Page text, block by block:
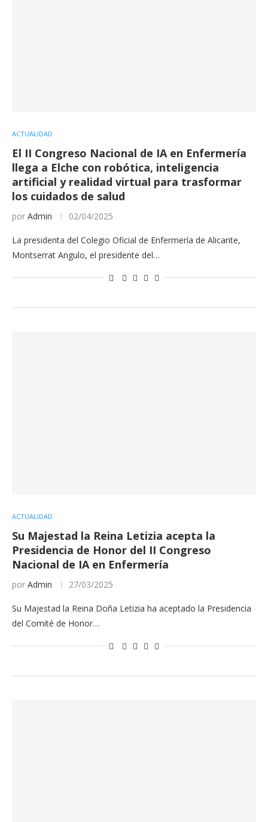
ACTUALIDAD
El II Congreso Nacional de IA en Enfermería
llega a Elche con robótica, inteligencia
artificial y realidad virtual para trasformar
los cuidados de salud
por Admin 02/04/2025
La presidenta del Colegio Oficial de Enfermería de Alicante,
Montserrat Angulo, el presidente del…
ACTUALIDAD
Su Majestad la Reina Letizia acepta la
Presidencia de Honor del II Congreso
Nacional de IA en Enfermería
por Admin 27/03/2025
Su Majestad la Reina Doña Letizia ha aceptado la Presidencia
del Comité de Honor…